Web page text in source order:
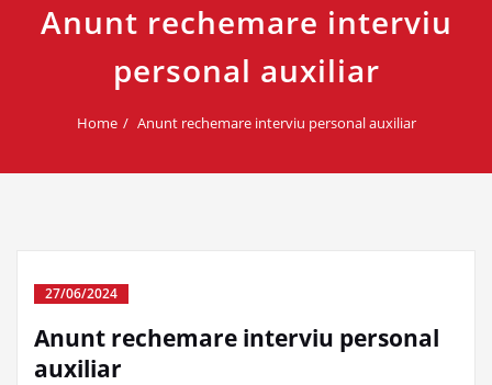
Anunt rechemare interviu
personal auxiliar
Home Anunt rechemare interviu personal auxiliar
27/06/2024
Anunt rechemare interviu personal
auxiliar